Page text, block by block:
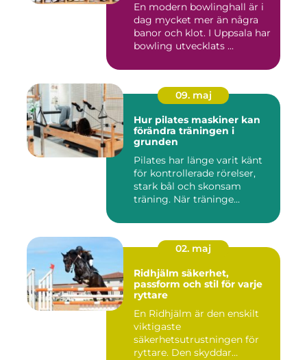
En modern bowlinghall är i
dag mycket mer än några
banor och klot. I Uppsala har
bowling utvecklats ...
09. maj
Hur pilates maskiner kan
förändra träningen i
grunden
Pilates har länge varit känt
för kontrollerade rörelser,
stark bål och skonsam
träning. När träninge...
02. maj
Ridhjälm säkerhet,
passform och stil för varje
ryttare
En Ridhjälm är den enskilt
viktigaste
säkerhetsutrustningen för
ryttare. Den skyddar